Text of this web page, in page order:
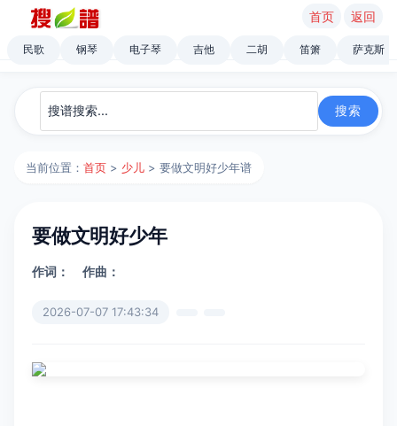
首页 返回
民歌 钢琴 电子琴 吉他 二胡 笛箫 萨克斯
当前位置：首页 > 少儿 > 要做文明好少年谱
要做文明好少年
作词： 作曲：
2026-07-07 17:43:34